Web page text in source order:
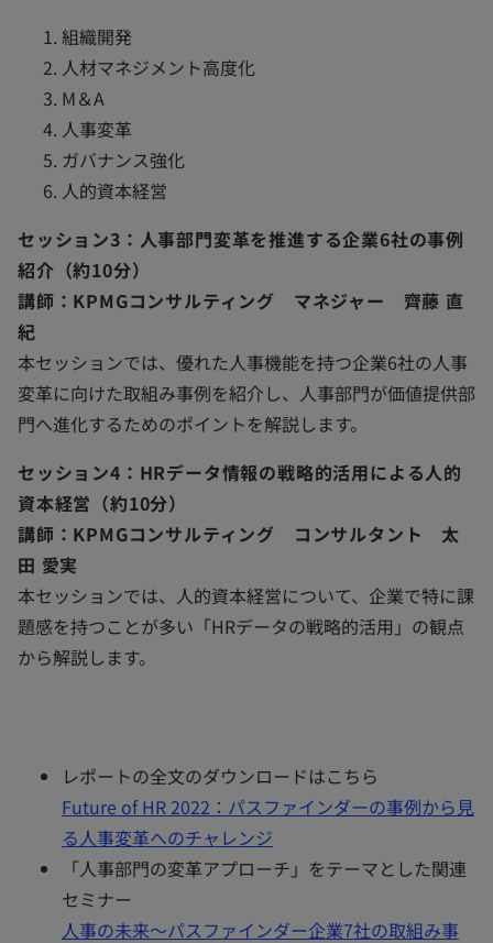
組織開発
人材マネジメント高度化
M＆A
人事変革
ガバナンス強化
人的資本経営
セッション3：人事部門変革を推進する企業6社の事例
紹介（約10分）
講師：KPMGコンサルティング マネジャー 齊藤 直
紀
本セッションでは、優れた人事機能を持つ企業6社の人事
変革に向けた取組み事例を紹介し、人事部門が価値提供部
門へ進化するためのポイントを解説します。
セッション4：HRデータ情報の戦略的活用による人的
資本経営（約10分）
講師：KPMGコンサルティング コンサルタント 太
田 愛実
本セッションでは、人的資本経営について、企業で特に課
題感を持つことが多い「HRデータの戦略的活用」の観点
から解説します。
レポートの全文のダウンロードはこちら
Future of HR 2022：パスファインダーの事例から見
る人事変革へのチャレンジ
「人事部門の変革アプローチ」をテーマとした関連
セミナー
人事の未来～パスファインダー企業7社の取組み事